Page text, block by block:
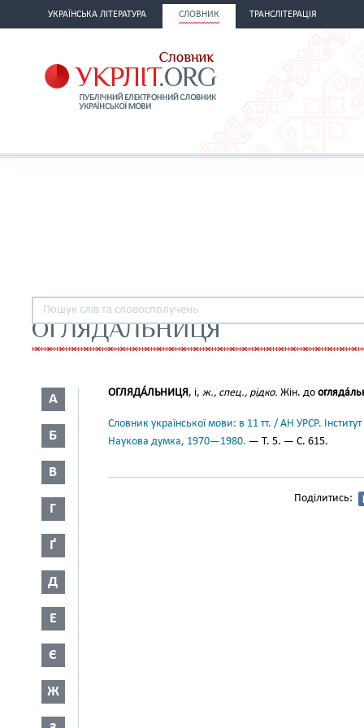
УКРАЇНСЬКА ЛІТЕРАТУРА СЛОВНИК ТРАНСЛІТЕРАЦІЯ
ОГЛЯДАЛЬНИЦЯ
А
Б
В
Г
Ґ
Д
Е
Є
Ж
ОГЛЯДА́ЛЬНИЦЯ, і, ж., спец., рідко. Жін. до
Словник української мови: в 11 тт. / АН УРСР.
Наукова думка, 1970—1980. — Т. 5. — С. 615.
Поділитись: